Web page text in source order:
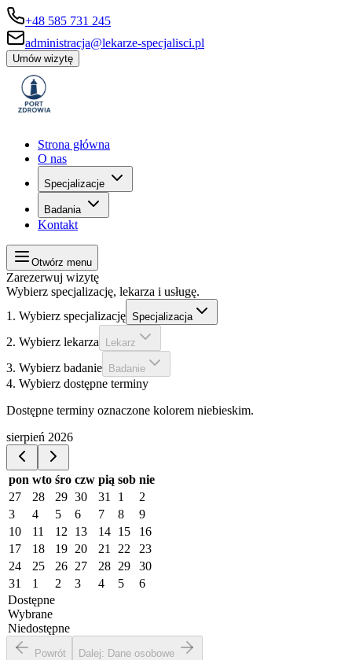
+48 585 731 245
administracja@lekarze-specjalisci.pl
Umów wizytę
Strona główna
O nas
Specjalizacje
Badania
Kontakt
Otwórz menu
Zarezerwuj wizytę
Wybierz specjalizację, lekarza i usługę.
1. Wybierz specjalizację Specjalizacja
2. Wybierz lekarza Lekarz
3. Wybierz badanie Badanie
4. Wybierz dostępne terminy
Dostępne terminy oznaczone kolorem niebieskim.
sierpień 2026
pon wto śro czw pią sob nie
27
28 29 30 31 1
2
3
4 5 6 7 8
9
10
11 12 13 14 15
16
17
18 19 20 21 22
23
24
25 26 27 28 29
30
31
1 2 3 4 5
6
Dostępne
Wybrane
Niedostępne
Powrót Dalej: Dane osobowe